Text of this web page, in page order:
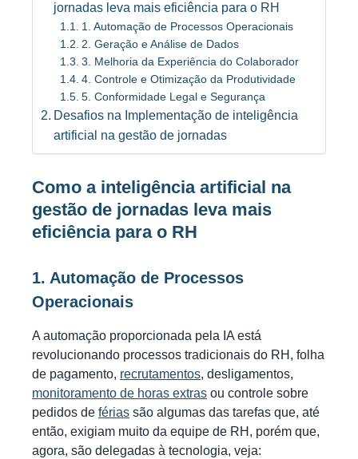
jornadas leva mais eficiência para o RH
1. Automação de Processos Operacionais
2. Geração e Análise de Dados
3. Melhoria da Experiência do Colaborador
4. Controle e Otimização da Produtividade
5. Conformidade Legal e Segurança
Desafios na Implementação de inteligência
artificial na gestão de jornadas
Como a inteligência artificial na
gestão de jornadas leva mais
eficiência para o RH
1. Automação de Processos
Operacionais
A automação proporcionada pela IA está
revolucionando processos tradicionais do RH, folha
de pagamento, recrutamentos, desligamentos,
monitoramento de horas extras ou controle sobre
pedidos de férias são algumas das tarefas que, até
então, exigiam muito da equipe de RH, porém que,
agora, são delegadas à tecnologia, veja: